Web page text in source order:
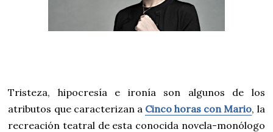
Tristeza, hipocresía e ironía son algunos de los
atributos que caracterizan a Cinco horas con Mario, la
recreación teatral de esta conocida novela-monólogo